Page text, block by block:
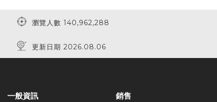
瀏覽人數 140,962,288
更新日期 2026.08.06
一般資訊 銷售